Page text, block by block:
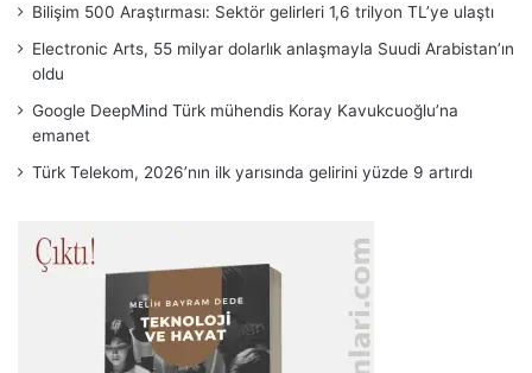
Bilişim 500 Araştırması: Sektör gelirleri 1,6 trilyon TL’ye ulaştı
Electronic Arts, 55 milyar dolarlık anlaşmayla Suudi Arabistan’ın
oldu
Google DeepMind Türk mühendis Koray Kavukcuoğlu’na
emanet
Türk Telekom, 2026’nın ilk yarısında gelirini yüzde 9 artırdı